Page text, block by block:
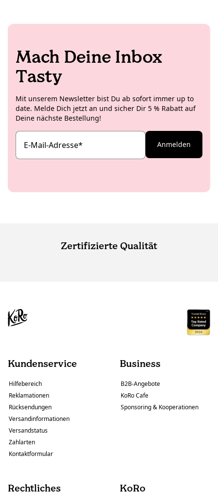
Mach Deine Inbox
Tasty
Mit unserem Newsletter bist Du ab sofort immer up to
date. Melde Dich jetzt an und sicher Dir 5 % Rabatt auf
Deine nächste Bestellung!
E-Mail-Adresse* Anmelden
Zertifizierte Qualität
Kundenservice
Hilfebereich
Reklamationen
Rücksendungen
Versandinformationen
Versandstatus
Zahlarten
Kontaktformular
Business
B2B-Angebote
KoRo Cafe
Sponsoring & Kooperationen
Rechtliches KoRo